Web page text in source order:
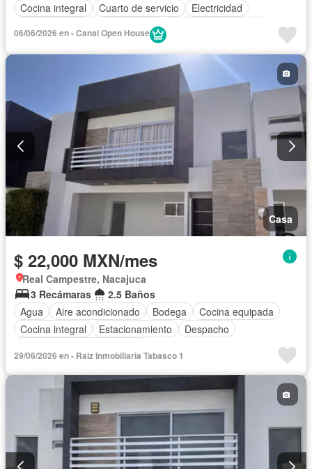
Cocina integral
Cuarto de servicio
Electricidad
Gas natural
Zonas verdes Sin amueblar
06/06/2026 en - Canal Open House
Casa
$ 22,000 MXN/mes
Real Campestre, Nacajuca
3 Recámaras
2.5 Baños
Agua
Aire acondicionado Bodega
Cocina equipada
Cocina integral
Estacionamiento
Despacho
29/06/2026 en - Raiz Inmobiliaria Tabasco 1